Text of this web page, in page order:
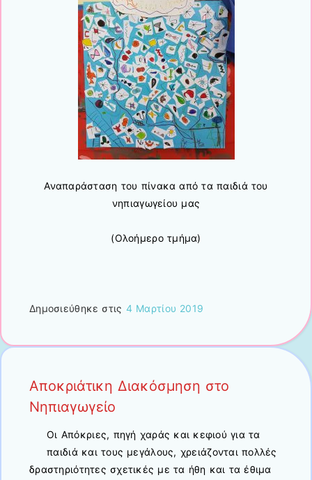
Αναπαράσταση του πίνακα από τα παιδιά του
νηπιαγωγείου μας
(Ολοήμερο τμήμα)
Δημοσιεύθηκε στις 4 Μαρτίου 2019
Αποκριάτικη Διακόσμηση στο
Νηπιαγωγείο
Οι Απόκριες, πηγή χαράς και κεφιού για τα
παιδιά και τους μεγάλους, χρειάζονται πολλές
δραστηριότητες σχετικές με τα ήθη και τα έθιμα